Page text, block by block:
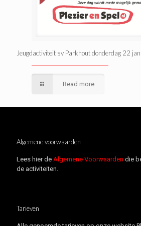
Jeugdactiviteit sv Parkhout donderdag 22
Read more
Algemene voorwaarden
Lees hier de Algemene Voorwaarden die
de activiteiten.
Tarieven